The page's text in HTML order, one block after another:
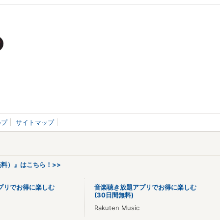
サイトマップ
）』はこちら！>>
リでお得に楽しむ
音楽聴き放題アプリでお得に楽しむ
(30日間無料)
Rakuten Music